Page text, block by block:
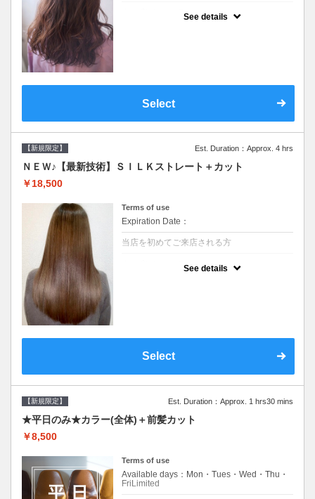
See details
Select
【新規限定】 Est. Duration：Approx. 4 hrs
ＮＥＷ♪【最新技術】ＳＩＬＫストレート＋カット
￥18,500
Terms of use
Expiration Date：
当店を初めてご来店される方
See details
Select
【新規限定】 Est. Duration：Approx. 1 hrs30 mins
★平日のみ★カラー(全体)＋前髪カット
￥8,500
Terms of use
Available days：Mon・Tues・Wed・Thu・
FriLimited